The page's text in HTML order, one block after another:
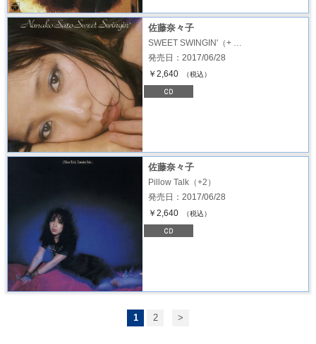
佐藤奈々子
SWEET SWINGIN'（+ …
発売日：2017/06/28
￥2,640
（税込）
佐藤奈々子
Pillow Talk（+2）
発売日：2017/06/28
￥2,640
（税込）
1 2 >